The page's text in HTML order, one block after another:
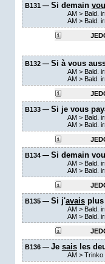
B131 — Si demain
AM> Bald.
AM> Bald.
B132 — Si à vous
AM> Bald.
AM> Bald.
B133 — Si je vous
AM> Bald.
AM> Bald.
B134 — Si demain
AM> Bald.
AM> Bald.
B135 — Si j'avaisplus
AM> Bald.
AM> Bald.
B136 — Je saisles
AM> Trinko